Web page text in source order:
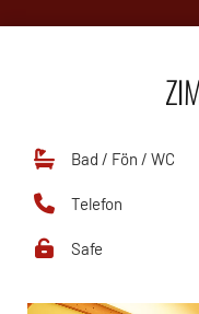
Bad / Fön / WC
Telefon
Safe